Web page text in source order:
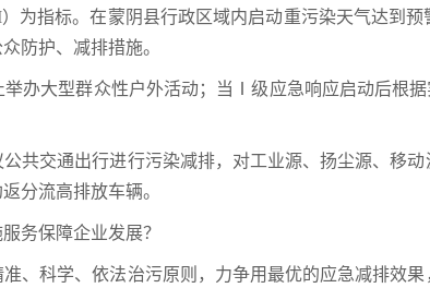
为指标。在蒙阴县行政区域内启动重污染天气达到
防护、减排措施。
办大型群众性户外活动；当Ⅰ级应急响应启动后根
共交通出行进行污染减排，对工业源、扬尘源、移
分流高排放车辆。
务保障企业发展？
、科学、依法治污原则，力争用最优的应急减排效